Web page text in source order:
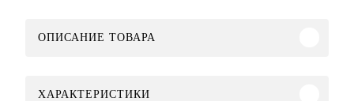
ОПИСАНИЕ ТОВАРА
ХАРАКТЕРИСТИКИ